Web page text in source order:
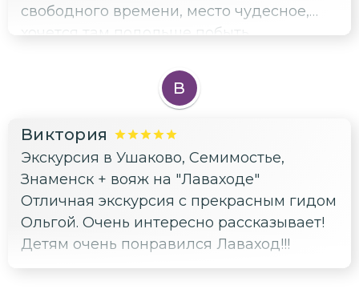
свободного времени, место чудесное,
хочется там подольше побыть.
В
Виктория
Экскурсия в Ушаково, Семимостье,
Знаменск + вояж на "Лаваходе"
Отличная экскурсия с прекрасным гидом
Ольгой. Очень интересно рассказывает!
Детям очень понравился Лаваход!!!